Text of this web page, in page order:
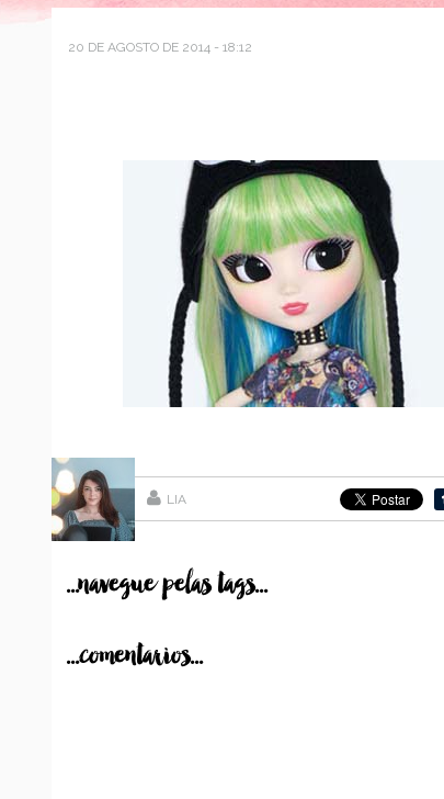
20 DE AGOSTO DE 2014 - 18:12
LIA
...navegue pelas tags...
...comentarios...